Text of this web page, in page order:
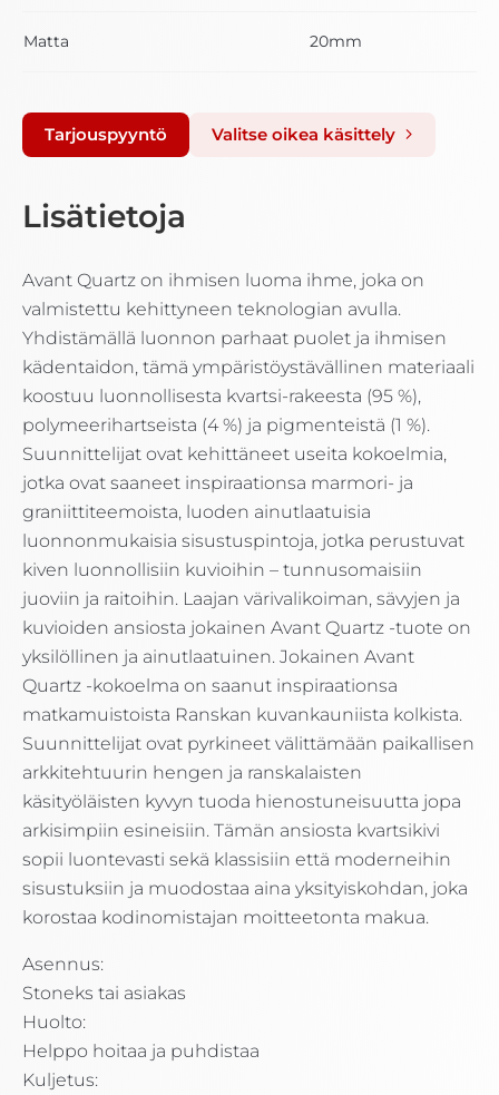
Matta 20mm
Tarjouspyyntö Valitse oikea käsittely
Lisätietoja
Avant Quartz on ihmisen luoma ihme, joka on
valmistettu kehittyneen teknologian avulla.
Yhdistämällä luonnon parhaat puolet ja ihmisen
kädentaidon, tämä ympäristöystävällinen materiaali
koostuu luonnollisesta kvartsi-rakeesta (95 %),
polymeerihartseista (4 %) ja pigmenteistä (1 %).
Suunnittelijat ovat kehittäneet useita kokoelmia,
jotka ovat saaneet inspiraationsa marmori- ja
graniittiteemoista, luoden ainutlaatuisia
luonnonmukaisia sisustuspintoja, jotka perustuvat
kiven luonnollisiin kuvioihin – tunnusomaisiin
juoviin ja raitoihin. Laajan värivalikoiman, sävyjen ja
kuvioiden ansiosta jokainen Avant Quartz -tuote on
yksilöllinen ja ainutlaatuinen. Jokainen Avant
Quartz -kokoelma on saanut inspiraationsa
matkamuistoista Ranskan kuvankauniista kolkista.
Suunnittelijat ovat pyrkineet välittämään paikallisen
arkkitehtuurin hengen ja ranskalaisten
käsityöläisten kyvyn tuoda hienostuneisuutta jopa
arkisimpiin esineisiin. Tämän ansiosta kvartsikivi
sopii luontevasti sekä klassisiin että moderneihin
sisustuksiin ja muodostaa aina yksityiskohdan, joka
korostaa kodinomistajan moitteetonta makua.
Asennus:
Stoneks tai asiakas
Huolto:
Helppo hoitaa ja puhdistaa
Kuljetus: